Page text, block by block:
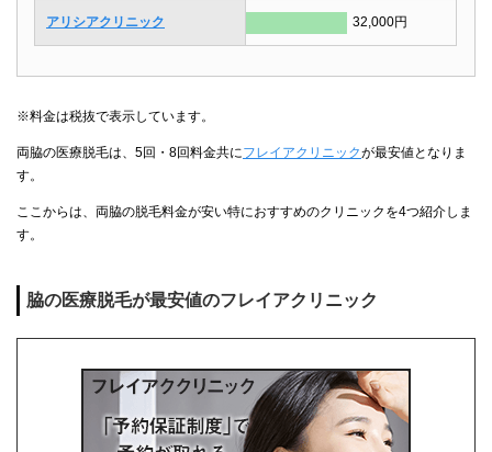
アリシアクリニック 32,000円
※料金は税抜で表示しています。
両脇の医療脱毛は、5回・8回料金共にフレイアクリニックが最安値となりま
す。
ここからは、両脇の脱毛料金が安い特におすすめのクリニックを4つ紹介しま
す。
脇の医療脱毛が最安値のフレイアクリニック